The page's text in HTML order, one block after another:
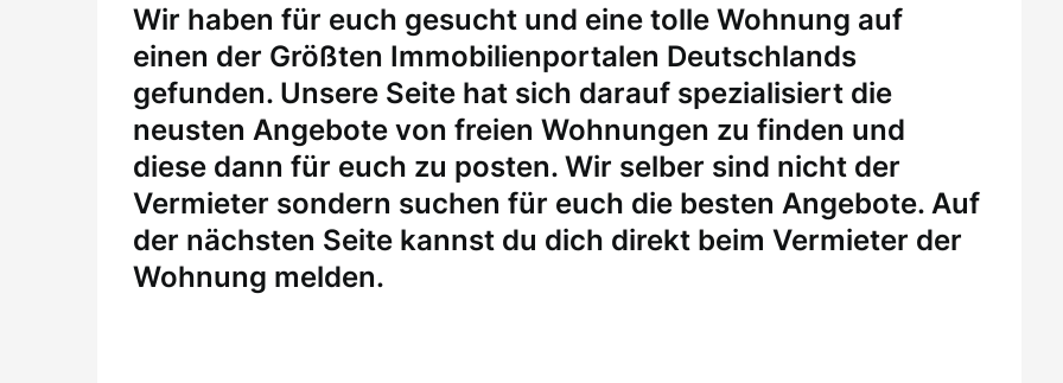
Wir haben für euch gesucht und eine tolle Wohnung auf
einen der Größten Immobilienportalen Deutschlands
gefunden. Unsere Seite hat sich darauf spezialisiert die
neusten Angebote von freien Wohnungen zu finden und
diese dann für euch zu posten. Wir selber sind nicht der
Vermieter sondern suchen für euch die besten Angebote. Auf
der nächsten Seite kannst du dich direkt beim Vermieter der
Wohnung melden.